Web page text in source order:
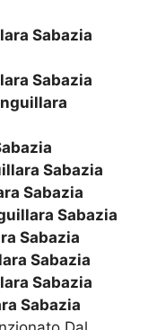
Sabazia
Sabazia
Sabazia
Sabazia
Sabazia
Sabazia
Sabazia
Sabazia
Sabazia